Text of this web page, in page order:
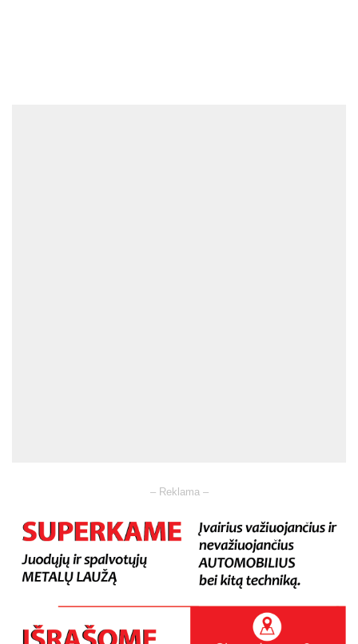
– Reklama –